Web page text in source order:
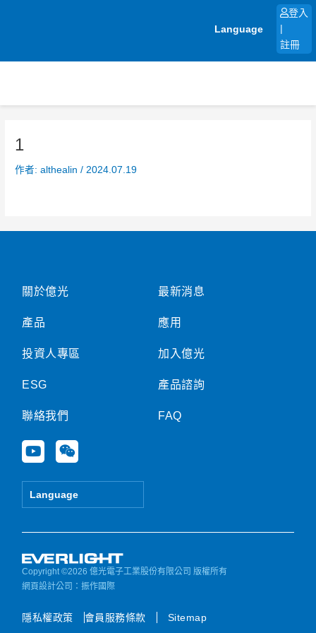
Language
登入
註冊
1
作者:althealin/ 2024.07.19
關於億光
產品
投資人專區
ESG
聯絡我們
Y
o
u
e
W
e
i
Language
最新消息
應用
加入億光
產品諮詢
FAQ
Copyright ©2026 億光電子工業股份有限公司 版權所有
網頁設計公司 ：振作國際
隱私權政策 會員服務條款 Sitemap